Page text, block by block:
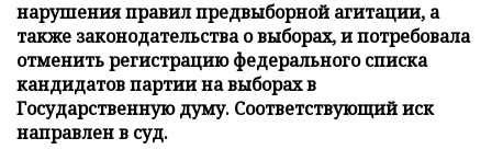
нарушения правил предвыборной агитации, а
также законодательства о выборах, и потребовала
отменить регистрацию федерального списка
кандидатов партии на выборах в
Государственную думу. Соответствующий иск
направлен в суд.